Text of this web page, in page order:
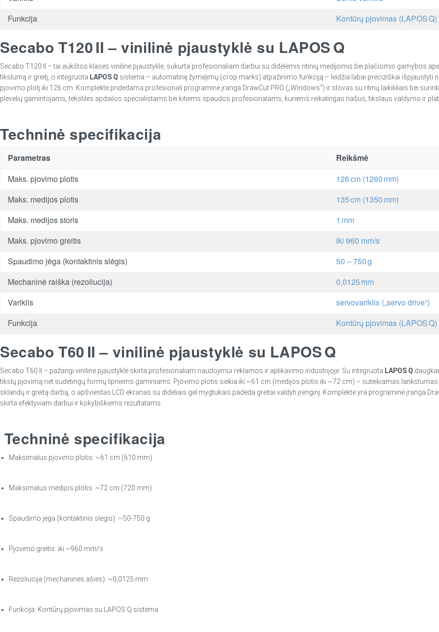
Funkcija
Kontūrų pjovimas (LAPOS Q)
Secabo T120 II – vinilinė pjaustyklė su LAPOS Q
Secabo T120 II – tai aukštos klasės vinilinė pjaustyklė, sukurta profesionaliam darbui su didelėmis ritinių medijomis bei plačiomis gamybos
tikslumą ir greitį, o integruota LAPOS Q sistema – automatinę žymėjimų (crop marks) atpažinimo funkciją – leidžia labai preciziškai išpjaustyti
pjovimo plotį iki 126 cm. Komplekte pridedama profesionali programinė įranga DrawCut PRO („Windows“) ir stovas su ritinų laikikliais bei
plėvelių gamintojams, tekstilės apdailos specialistams bei kitiems spaudos profesionalams, kuriems reikalingas našus, tikslaus valdymo ir
Techninė specifikacija
Parametras
Reikšmė
Maks. pjovimo plotis
126 cm (1260 mm)
Maks. medijos plotis
135 cm (1350 mm)
Maks. medijos storis
1 mm
Maks. pjovimo greitis
iki 960 mm/s
Spaudimo jėga (kontaktinis slėgis)
50 – 750 g
Mechaninė raiška (rezoliucija)
0,0125 mm
Variklis
servovariklis („servo drive“)
Funkcija
Kontūrų pjovimas (LAPOS Q)
Secabo T60 II – vinilinė pjaustyklė su LAPOS Q
Secabo T60 II – pažangi vinilinė pjaustyklė skirta profesionaliam naudojimui reklamos ir aplikavimo industrijoje. Su integruota LAPOS Q
tikslų pjovimą net sudėtingų formų lipniems gaminiams. Pjovimo plotis siekia iki ~61 cm (medijos plotis iki ~72 cm) – suteikiamas
sklandų ir greitą darbą, o apšviestas LCD ekranas su dideliais gel mygtukais padeda greitai valdyti įrenginį. Komplekte yra programinė įranga
skirta efektyviam darbui ir kokybiškiems rezultatams.
Techninė specifikacija
Maksimalus pjovimo plotis: ~61 cm (610 mm)
Maksimalus medijos plotis: ~72 cm (720 mm)
Spaudimo jėga (kontaktinis slėgis): ~50‑750 g
Pjovimo greitis: iki ~960 mm/s
Rezoliucija (mechaninės ašies): ~0,0125 mm
Funkcija: Kontūrų pjovimas su LAPOS Q sistema